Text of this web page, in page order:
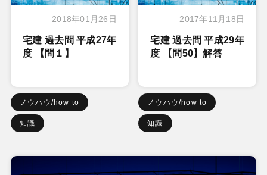
2018年01月26日
宅建 過去問 平成27年
度 【問１】
ノウハウ/how to
知識
2017年11月18日
宅建 過去問 平成29年
度 【問50】解答
ノウハウ/how to
知識